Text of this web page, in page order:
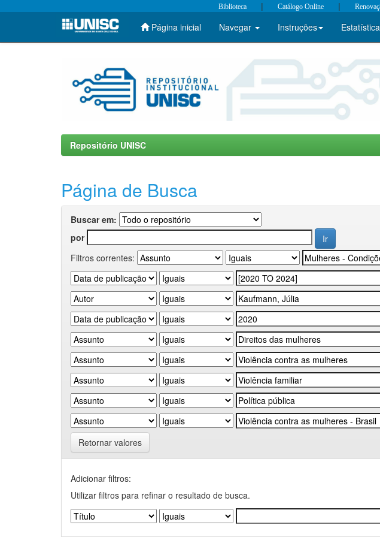
Skip
Biblioteca | Catálogo Online |
Página inicial Navegar Instruções
Repositório UNISC
Página de Busca
Buscar em:
por
Filtros correntes:
Retornar valores
Adicionar filtros:
Utilizar filtros para refinar o resultado de busca.